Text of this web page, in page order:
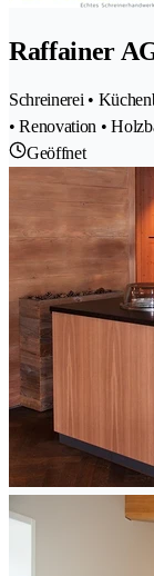
Raffainer
Schreinerei •
• Renovation •
Geöffnet